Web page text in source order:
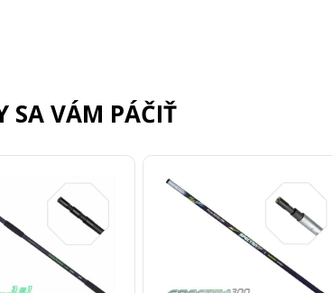
SA VÁM PÁČIŤ